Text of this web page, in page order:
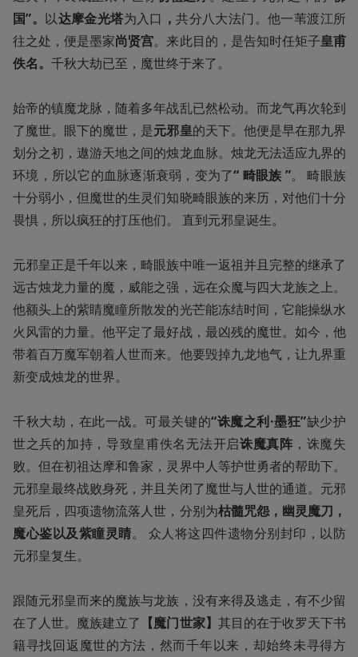
国”。 以达摩金光塔为入口 ，共分八大法门。他一苇渡江所
往之处，便是墨家尚贤宫。来此目的，是告知时任矩子皇甫
佚名。 千秋大劫已至，魔世终于来了。
始帝的镇魔龙脉，随着多年战乱已然松动。而龙气再次轮到
了魔世。眼下的魔世，是元邪皇的天下。他便是早在那九界
划分之初，遨游天地之间的烛龙血脉。烛龙无法适应九界的
环境，所以它的血脉逐渐衰弱，变为了“ 畸眼族 ”。 畸眼族
十分弱小，但魔世的生灵们知晓畸眼族的来历，对他们十分
畏惧，所以疯狂的打压他们。 直到元邪皇诞生。
元邪皇正是千年以来，畸眼族中唯一返祖并且完整的继承了
远古烛龙力量的魔，威能之强，远在众魔与四大龙族之上。
他额头上的紫睛魔瞳所散发的光芒能冻结时间，它能操纵水
火风雷的力量。他平定了最好战，最凶残的魔世。如今，他
带着百万魔军朝着人世而来。他要毁掉九龙地气，让九界重
新变成烛龙的世界。
千秋大劫，在此一战。可最关键的“诛魔之利·墨狂”缺少护
世之兵的加持，导致皇甫佚名无法开启诛魔真阵 ，诛魔失
败。但在初祖达摩和鲁家，灵界中人等护世勇者的帮助下。
元邪皇最终战败身死，并且关闭了魔世与人世的通道。元邪
皇死后，四项遗物流落人世，分别为枯髓咒怨，幽灵魔刀，
魔心鉴以及紫瞳灵睛。 众人将这四件遗物分别封印，以防
元邪皇复生。
跟随元邪皇而来的魔族与龙族，没有来得及逃走，有不少留
在了人世。魔族建立了
【魔门世家】 其目的在于收罗天下书
籍寻找回返魔世的方法，然而千年以来，却始终未寻得方